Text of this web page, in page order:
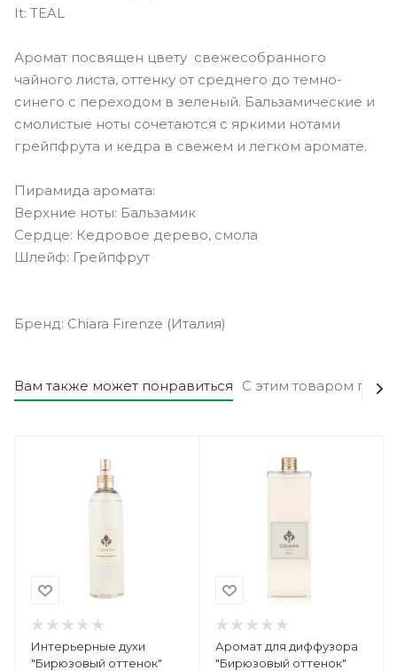
It: TEAL
Аромат посвящен цвету свежесобранного
чайного листа, оттенку от среднего до темно-
синего с переходом в зеленый. Бальзамические и
смолистые ноты сочетаются с яркими нотами
грейпфрута и кедра в свежем и легком аромате.
Пирамида аромата:
Верхние ноты: Бальзамик
Сердце: Кедровое дерево, смола
Шлейф: Грейпфрут
Бренд: Chiara Firenze (Италия)
Вам также может понравиться С этим товаром
Интерьерные духи
"Бирюзовый оттенок"
Аромат для диффузора
"Бирюзовый оттенок"